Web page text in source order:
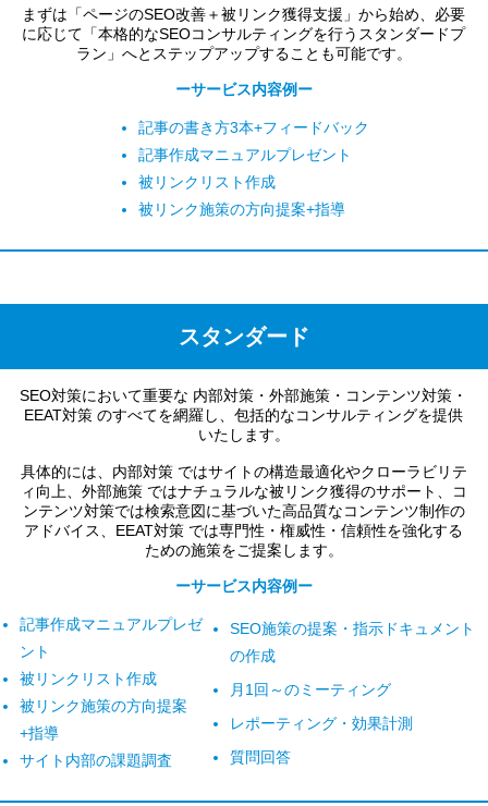
まずは「ページのSEO改善＋被リンク獲得支援」から始め、必要
に応じて「本格的なSEOコンサルティングを行うスタンダードプ
ラン」へとステップアップすることも可能です。
ーサービス内容例ー
記事の書き方3本+フィードバック
記事作成マニュアルプレゼント
被リンクリスト作成
被リンク施策の方向提案+指導
スタンダード
SEO対策において重要な 内部対策・外部施策・コンテンツ対策・
EEAT対策 のすべてを網羅し、包括的なコンサルティングを提供
いたします。
具体的には、内部対策 ではサイトの構造最適化やクローラビリテ
ィ向上、外部施策 ではナチュラルな被リンク獲得のサポート、コ
ンテンツ対策では検索意図に基づいた高品質なコンテンツ制作の
アドバイス、EEAT対策 では専門性・権威性・信頼性を強化する
ための施策をご提案します。
ーサービス内容例ー
記事作成マニュアルプレゼ
ント
被リンクリスト作成
被リンク施策の方向提案
+指導
サイト内部の課題調査
SEO施策の提案・指示ドキュメント
の作成
月1回～のミーティング
レポーティング・効果計測
質問回答